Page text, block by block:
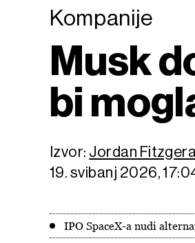
Kompanije
Musk
bi
Izvor: Jordan
19. svibanj 2026,
IPO SpaceX-a nudi